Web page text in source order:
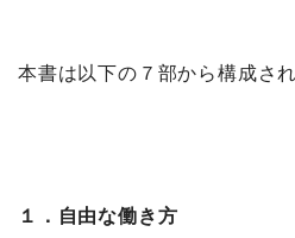
本書は以下の７部から構成され
１．自由な働き方